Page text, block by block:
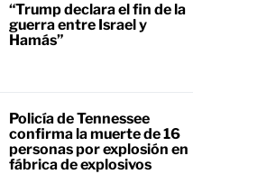
“Trump declara el fin de la
guerra entre Israel y
Hamás”
Policía de Tennessee
confirma la muerte de 16
personas por explosión en
fábrica de explosivos